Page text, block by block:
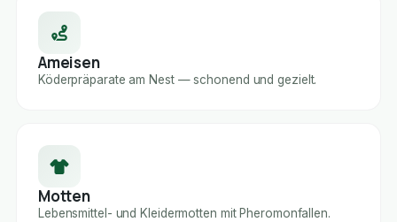
Ameisen
Köderpräparate am Nest — schonend und gezielt.
Motten
Lebensmittel- und Kleidermotten mit Pheromonfallen.